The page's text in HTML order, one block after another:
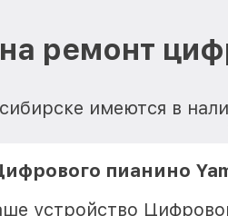
ремонт
имеются в
пианино
устройство